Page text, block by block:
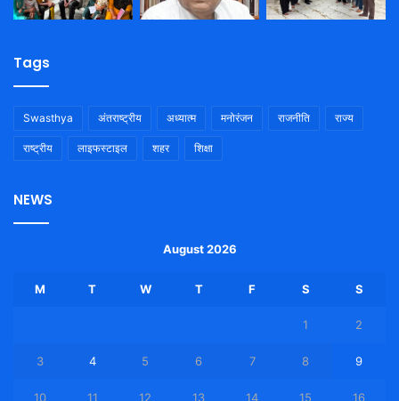
Tags
Swasthya अंतराष्ट्रीय अध्यात्म मनोरंजन राजनीति राज्य
राष्ट्रीय लाइफस्टाइल शहर शिक्षा
NEWS
August 2026
M T W T F S S
1 2
3 4 5 6 7 8 9
10 11 12 13 14 15 16